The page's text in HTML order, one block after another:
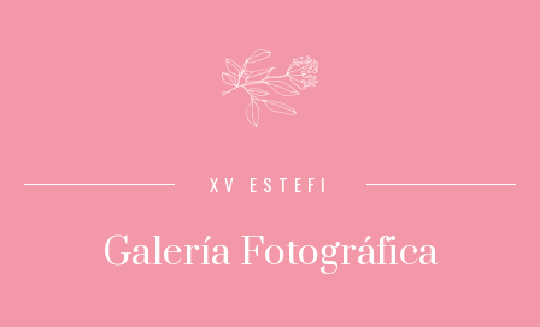
XV ESTEFI
Galería Fotográfica